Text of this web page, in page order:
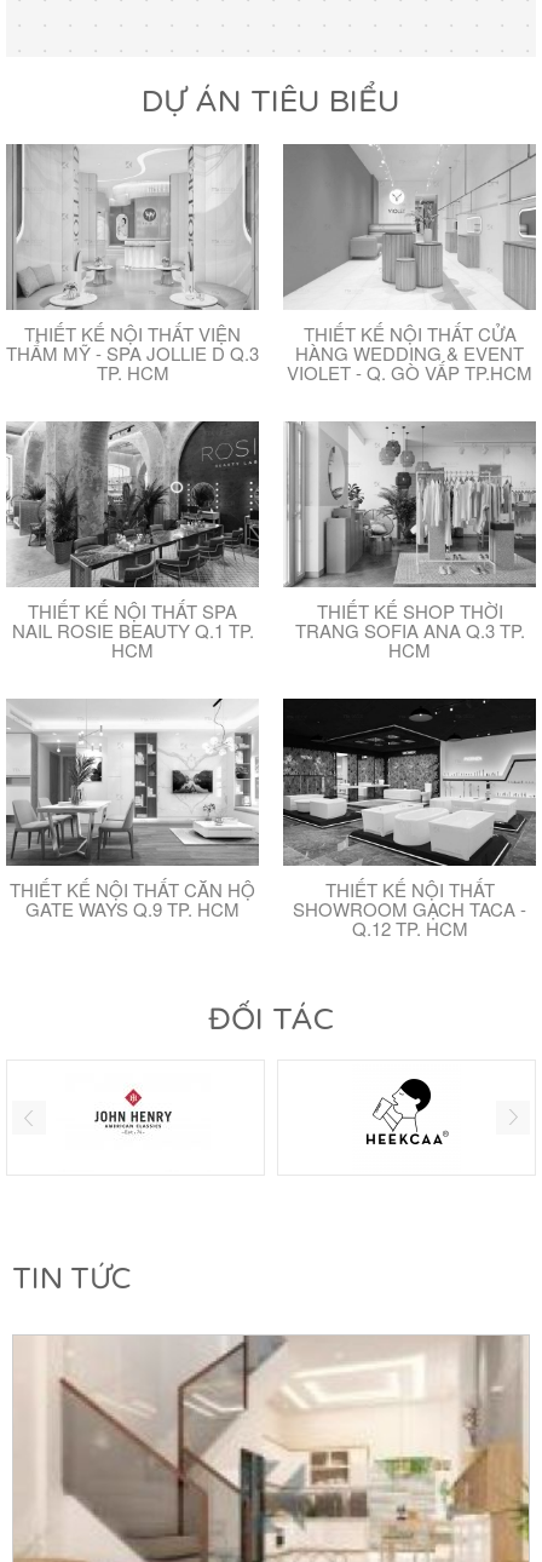
DỰ ÁN TIÊU BIỂU
THIẾT KẾ NỘI THẤT VIỆN
THẨM MỸ - SPA JOLLIE D Q.3
TP. HCM
THIẾT KẾ NỘI THẤT CỬA
HÀNG WEDDING & EVENT
VIOLET - Q. GÒ VẤP TP.HCM
THIẾT KẾ NỘI THẤT SPA
NAIL ROSIE BEAUTY Q.1 TP.
HCM
THIẾT KẾ SHOP THỜI
TRANG SOFIA ANA Q.3 TP.
HCM
THIẾT KẾ NỘI THẤT CĂN HỘ
GATE WAYS Q.9 TP. HCM
THIẾT KẾ NỘI THẤT
SHOWROOM GẠCH TACA -
Q.12 TP. HCM
ĐỐI TÁC
TIN TỨC